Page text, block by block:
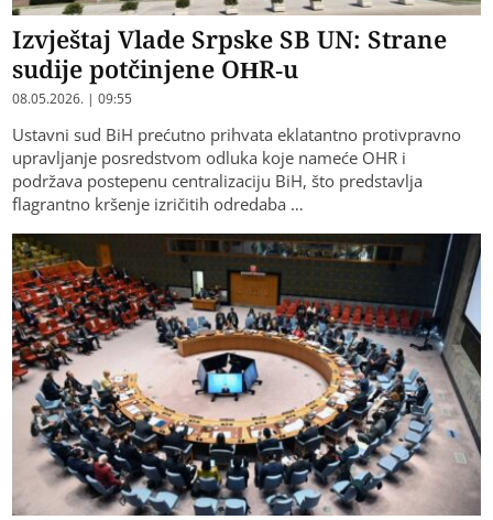
Izvještaj Vlade Srpske SB UN: Strane
sudije potčinjene OHR-u
08.05.2026. | 09:55
Ustavni sud BiH prećutno prihvata eklatantno protivpravno
upravljanje posredstvom odluka koje nameće OHR i
podržava postepenu centralizaciju BiH, što predstavlja
flagrantno kršenje izričitih odredaba …